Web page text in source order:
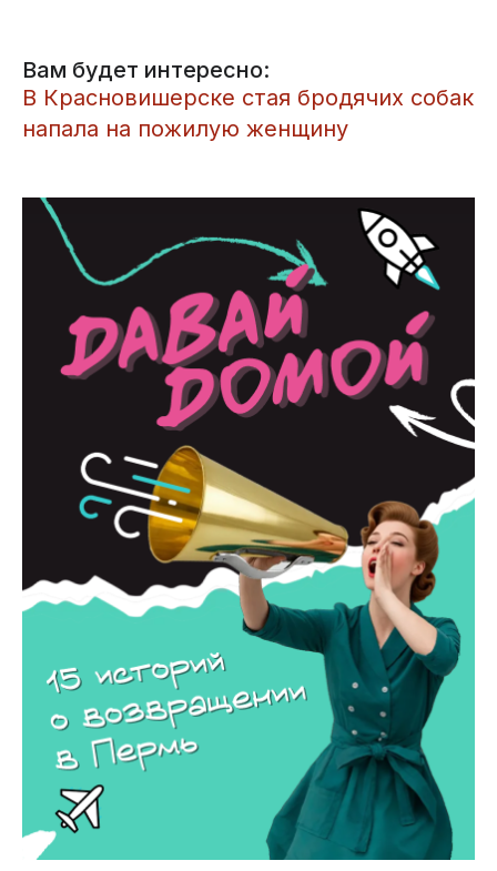
Вам будет интересно:
​В Красновишерске стая бродячих собак
напала на пожилую женщину